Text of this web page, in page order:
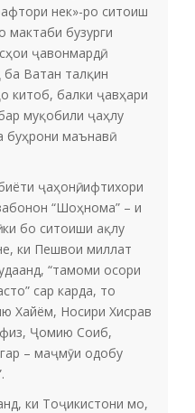
нек»-ро ситоиш
бузурги
ҷавонмардӣ,
ба Ватан талқин
китоб, балки ҷавҳари
муқобили ҷаҳлу
буҳрони маънавӣ
ҷаҳонӣ, ифтихори
“Шоҳнома” – и
бо ситоиши ақлу
ки Пешвои миллат
“тамоми осори
сар карда, то
Хайём, Носири Хисрав
Ҷомию Соиб,
– маҷмӯи одобу
ки Тоҷикистони мо,